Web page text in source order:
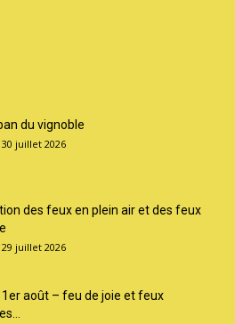
du vignoble
30 juillet 2026
des feux en plein air et des feux
29 juillet 2026
1er août – feu de joie et feux